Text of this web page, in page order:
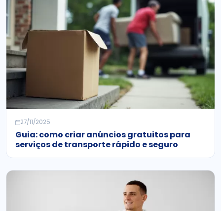
27/11/2025
Guia: como criar anúncios gratuitos para
serviços de transporte rápido e seguro